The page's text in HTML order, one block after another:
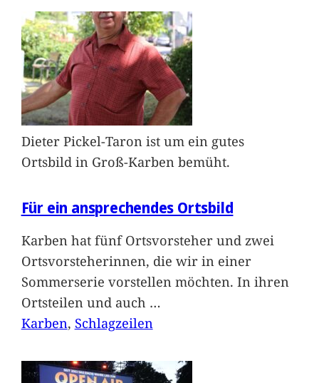
Dieter Pickel-Taron ist um ein gutes
Ortsbild in Groß-Karben bemüht.
Für ein ansprechendes Ortsbild
Karben hat fünf Ortsvorsteher und zwei
Ortsvorsteherinnen, die wir in einer
Sommerserie vorstellen möchten. In ihren
Ortsteilen und auch …
Karben, Schlagzeilen